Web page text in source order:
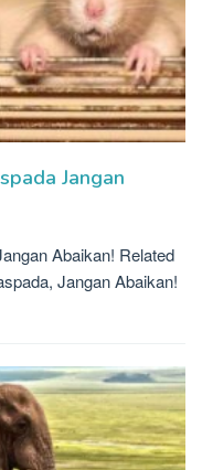
Jangan
Abaikan! Related
Jangan Abaikan!